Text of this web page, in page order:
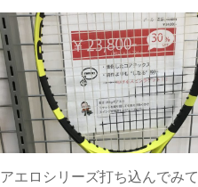
アエロシリーズ打ち込んでみて